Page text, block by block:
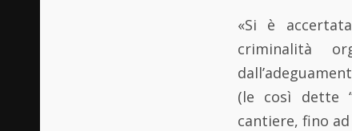
«Si è
criminalità
(le così dette
cantiere, fino